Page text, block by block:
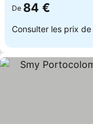
De 84 €
Consulter les prix de